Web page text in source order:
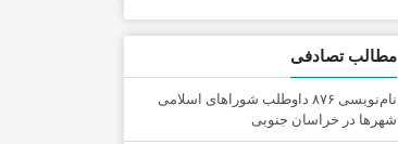
مطالب تصادفی
نام‌نویسی ۸۷۶ داوطلب شوراهای اسلامی
شهرها در خراسان جنوبی